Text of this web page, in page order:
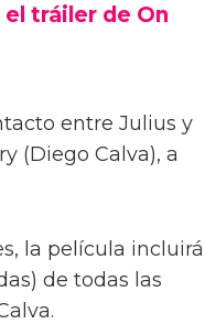
tráiler de On
entre Julius y
(Diego Calva), a
la película incluirá
de todas las